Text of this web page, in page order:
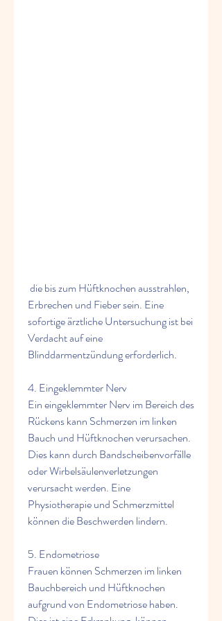
Erbrechen und Fieber sein. Eine
sofortige ärztliche Untersuchung ist bei
Verdacht auf eine
Blinddarmentzündung erforderlich.
4. Eingeklemmter Nerv
Ein eingeklemmter Nerv im Bereich des
Rückens kann Schmerzen im linken
Bauch und Hüftknochen verursachen.
Dies kann durch Bandscheibenvorfälle
oder Wirbelsäulenverletzungen
verursacht werden. Eine
Physiotherapie und Schmerzmittel
können die Beschwerden lindern.
5. Endometriose
Frauen können Schmerzen im linken
Bauchbereich und Hüftknochen
aufgrund von Endometriose haben.